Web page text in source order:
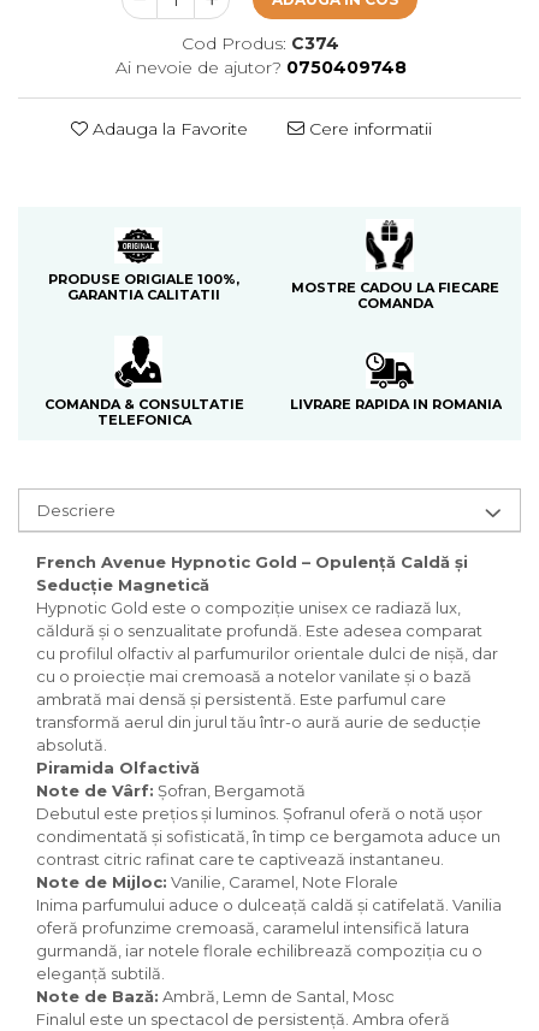
Coacaze negre
Cocoapulse
Cocos
Coniac
Coriandru
cream soda
Curcuma
Curmale
F. Pasiunii
Floare de portocal
Flori albe
Flori de tei
Frezie
Frisca
Fum
Gheata
Ghimbir
Cod Produs: C374
Ai nevoie de ajutor? 0750409748
Adauga la Favorite Cere informatii
PRODUSE ORIGIALE 100%,
GARANTIA CALITATII
MOSTRE CADOU LA FIECARE
COMANDA
COMANDA & CONSULTATIE
TELEFONICA
LIVRARE RAPIDA IN ROMANIA
Descriere
French Avenue Hypnotic Gold – Opulență Caldă și
Seducție Magnetică
Hypnotic Gold este o compoziție unisex ce radiază lux,
căldură și o senzualitate profundă. Este adesea comparat
cu profilul olfactiv al parfumurilor orientale dulci de nișă, dar
cu o proiecție mai cremoasă a notelor vanilate și o bază
ambrată mai densă și persistentă. Este parfumul care
transformă aerul din jurul tău într-o aură aurie de seducție
absolută.
Piramida Olfactivă
Note de Vârf: Șofran, Bergamotă
Debutul este prețios și luminos. Șofranul oferă o notă ușor
condimentată și sofisticată, în timp ce bergamota aduce un
contrast citric rafinat care te captivează instantaneu.
Note de Mijloc: Vanilie, Caramel, Note Florale
Inima parfumului aduce o dulceață caldă și catifelată. Vanilia
oferă profunzime cremoasă, caramelul intensifică latura
gurmandă, iar notele florale echilibrează compoziția cu o
eleganță subtilă.
Note de Bază: Ambră, Lemn de Santal, Mosc
Finalul este un spectacol de persistență. Ambra oferă